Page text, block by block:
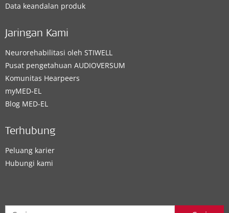
Data keandalan produk
Jaringan Kami
Neurorehabilitasi oleh STIWELL
Pusat pengetahuan AUDIOVERSUM
Komunitas Hearpeers
myMED‑EL
Blog MED-EL
Terhubung
Peluang karier
Hubungi kami